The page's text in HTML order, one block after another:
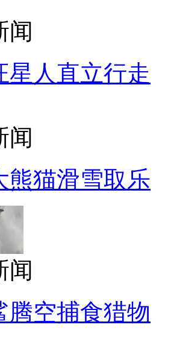
闻
星人直立行走
闻
熊猫滑雪取乐
闻
腾空捕食猎物